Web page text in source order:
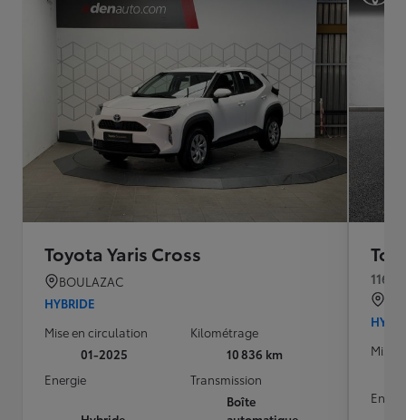
Toyota Yaris Cross
BOULAZAC
HYBRIDE
Mise en circulation
01-2025
Kilométrage
10 836 km
Energie
Transmission
Boîte
116h
Mise